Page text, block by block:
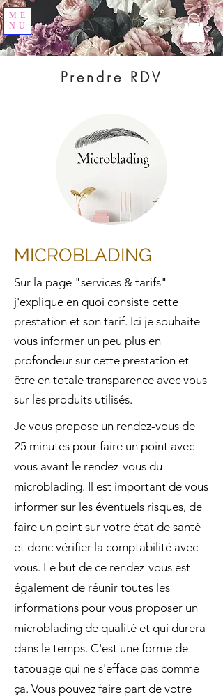
ME
NU
Prendre RDV
MICROBLADING
Sur la page "services & tarifs"
j'explique en quoi consiste cette
prestation et son tarif. Ici je souhaite
vous informer un peu plus en
profondeur sur cette prestation et
être en totale transparence avec vous
sur les produits utilisés.
Je vous propose un rendez-vous de
25 minutes pour faire un point avec
vous avant le rendez-vous du
microblading. Il est important de vous
informer sur les éventuels risques, de
faire un point sur votre état de santé
et donc vérifier la comptabilité avec
vous. Le but de ce rendez-vous est
également de réunir toutes les
informations pour vous proposer un
microblading de qualité et qui durera
dans le temps. C'est une forme de
tatouage qui ne s'efface pas comme
ça. Vous pouvez faire part de votre